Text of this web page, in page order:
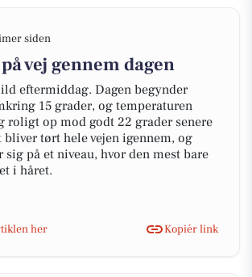
siden
vej gennem dagen
eftermiddag. Dagen begynder
15 grader, og temperaturen
roligt op mod godt 22 grader senere
bliver tørt hele vejen igennem, og
på et niveau, hvor den mest bare
i håret.
her
Kopiér link